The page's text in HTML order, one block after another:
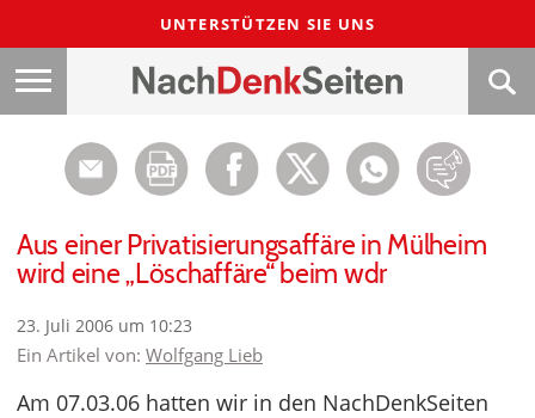
UNTERSTÜTZEN SIE UNS
Aus einer Privatisierungsaffäre in Mülheim
wird eine „Löschaffäre“ beim wdr
23. Juli 2006 um 10:23
Ein Artikel von: Wolfgang Lieb
Am 07.03.06 hatten wir in den NachDenkSeiten